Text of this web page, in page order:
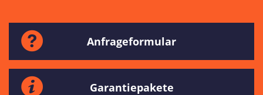
Anfrageformular
Garantiepakete